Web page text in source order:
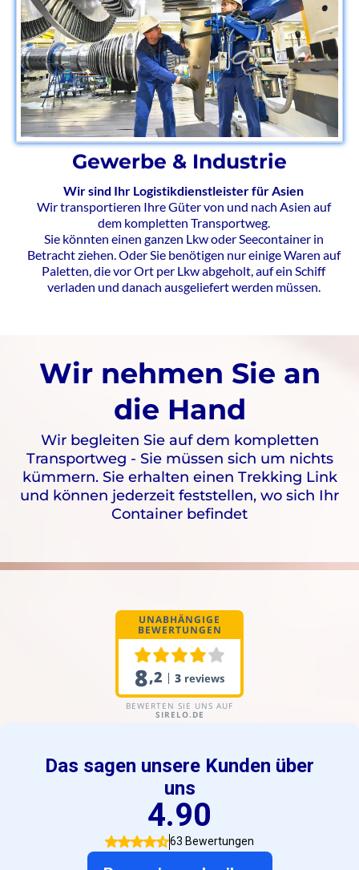
Gewerbe & Industrie
Wir sind Ihr Logistikdienstleister für Asien
Wir transportieren Ihre Güter von und nach Asien auf
dem kompletten Transportweg.
Sie könnten einen ganzen Lkw oder Seecontainer in
Betracht ziehen. Oder Sie benötigen nur einige Waren auf
Paletten, die vor Ort per Lkw abgeholt, auf ein Schiff
verladen und danach ausgeliefert werden müssen.
Wir nehmen Sie an
die Hand
Wir begleiten Sie auf dem kompletten
Transportweg - Sie müssen sich um nichts
kümmern. Sie erhalten einen Trekking Link
und können jederzeit feststellen, wo sich Ihr
Container befindet